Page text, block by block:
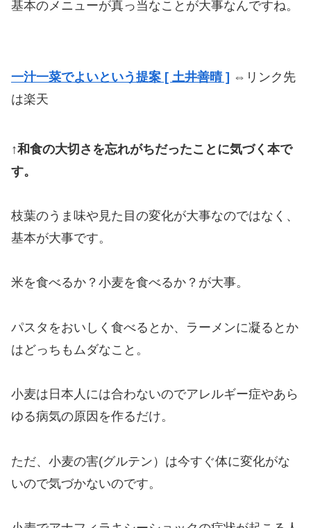
基本のメニューが真っ当なことが大事なんですね。
一汁一菜でよいという提案 [ 土井善晴 ] ⇔リンク先
は楽天
↑和食の大切さを忘れがちだったことに気づく本で
す。
枝葉のうま味や見た目の変化が大事なのではなく、
基本が大事です。
米を食べるか？小麦を食べるか？が大事。
パスタをおいしく食べるとか、ラーメンに凝るとか
はどっちもムダなこと。
小麦は日本人には合わないのでアレルギー症やあら
ゆる病気の原因を作るだけ。
ただ、小麦の害(グルテン）は今すぐ体に変化がな
いので気づかないのです。